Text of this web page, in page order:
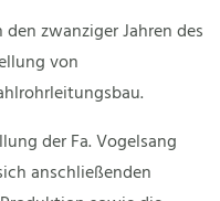
zwanziger Jahren des
von
der Fa. Vogelsang
anschließenden